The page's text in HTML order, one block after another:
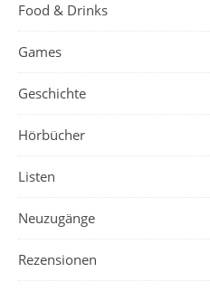
Food & Drinks
Games
Geschichte
Hörbücher
Listen
Neuzugänge
Rezensionen